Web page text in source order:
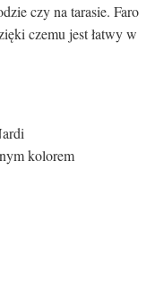
czy na tarasie. Faro
czemu jest łatwy w
kolorem